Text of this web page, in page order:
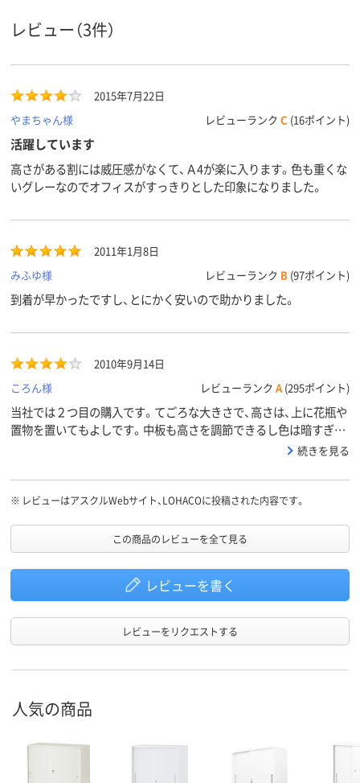
レビュー（3件）
2015年7月22日
やまちゃん様
レビューランク C (16ポイント)
活躍しています
高さがある割には威圧感がなくて、Ａ4が楽に入ります。色も重くな
いグレーなのでオフィスがすっきりとした印象になりました。
2011年1月8日
みふゆ様
レビューランク B (97ポイント)
到着が早かったですし、とにかく安いので助かりました。
2010年9月14日
ころん様
レビューランク A (295ポイント)
当社では２つ目の購入です。てごろな大きさで、高さは、上に花瓶や
置物を置いてもよしです。中板も高さを調節できるし色は暗すぎず
目立ちすぎず当事務所にマッチしました。組み立てもお願いしたの
続きを見る
※ レビューはアスクルWebサイト、LOHACOに投稿された内容です。
この商品のレビューを全て見る
レビューを書く
レビューをリクエストする
人気の商品